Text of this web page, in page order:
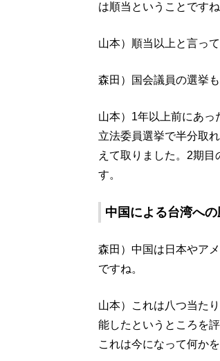
は順当ということですね
山本）順当以上と言っ
森田）国会議員の選挙
山本）1年以上前にあ
立法委員選挙で半分取
えて取りました。2期
す。
中国による台湾へ
森田）中国は日本やア
ですね。
山本）これは八つ当た
能したというところを
これは今になって何か